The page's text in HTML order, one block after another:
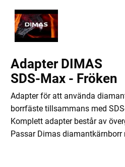
Adapter DIMAS
SDS-Max - Fröken
Adapter för att använda
borrfäste tillsammans med
Komplett adapter består av
Passar Dimas diamantkärnborr